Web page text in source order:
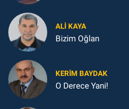
ALI KAYA
Bizim Oğlan
KERIM BAYDAK
O Derece Yani!